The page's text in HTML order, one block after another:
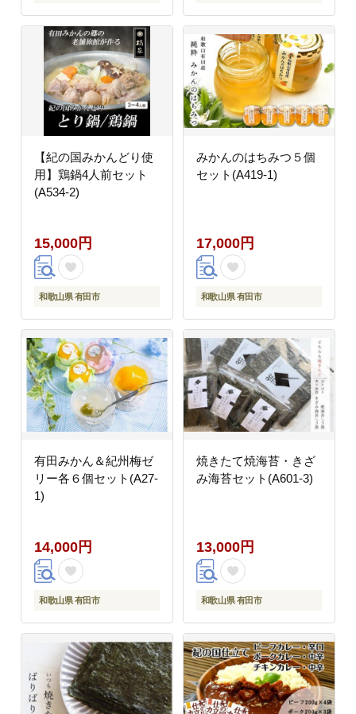
【紀の国みかんどり使
用】鶏鍋4人前セット
(A534-2)
15,000円
和歌山県 有田市
みかんのはちみつ５個
セット(A419-1)
17,000円
和歌山県 有田市
有田みかん＆紀州梅ゼ
リー各６個セット(A27-
1)
14,000円
和歌山県 有田市
焼きたて焼海苔・きざ
み海苔セット(A601-3)
13,000円
和歌山県 有田市